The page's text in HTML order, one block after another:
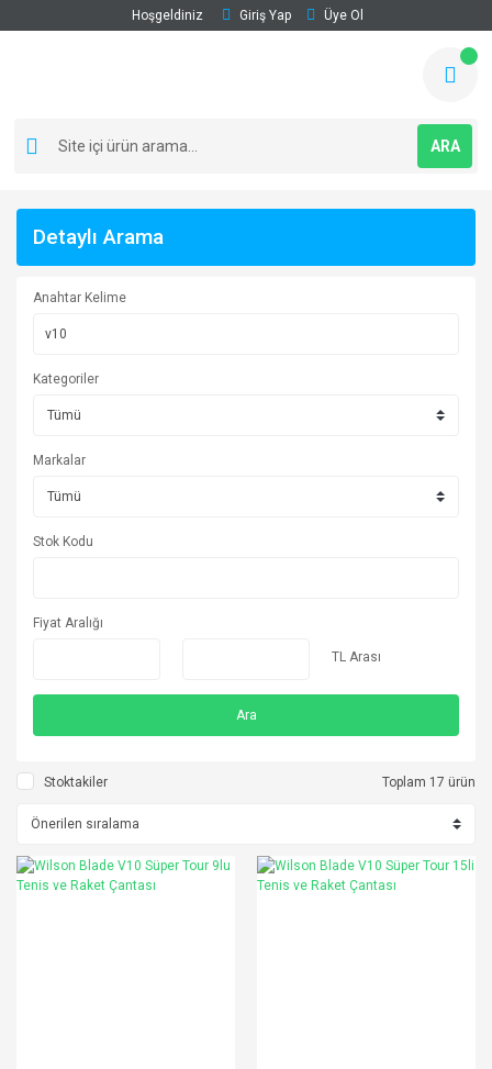
Hoşgeldiniz Giriş Yap Üye Ol
ARA
Detaylı Arama
Anahtar Kelime
Kategoriler
Markalar
Stok Kodu
Fiyat Aralığı
TL Arası
Ara
Stoktakiler Toplam 17 ürün